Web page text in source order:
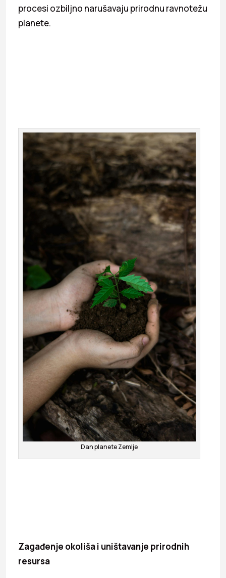
procesi ozbiljno narušavaju prirodnu ravnotežu
planete.
Dan planete Zemlje
Zagađenje okoliša i uništavanje prirodnih
resursa